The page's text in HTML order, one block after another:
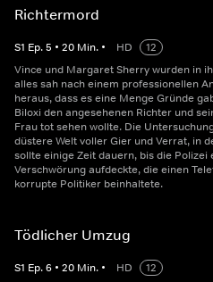
Richtermord
S1 Ep.5 • 20 Min. • HD
12
Vince und Margaret Sherry wurden in
alles sah nach einem professionellen
heraus, dass es eine Menge Gründe
Biloxi den angesehenen Richter und
Frau tot sehen wollte. Die
düstere Welt voller Gier und Verrat, in
sollte einige Zeit dauern, bis die Polizei
Verschwörung aufdeckte, die einen
korrupte Politiker beinhaltete.
Tödlicher Umzug
S1 Ep.6 • 20 Min. • HD
12